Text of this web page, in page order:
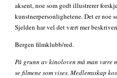
aksent, noe som godt illustrerer
kunstnerpersonlighetene. Det er noe
Sjelden har vel det vært mer
Bergen filmklubb/red.
På grunn av kinoloven må man være
se filmene som vises. Medlemsskap